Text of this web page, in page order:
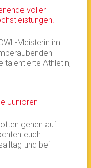
voller
Meisterin im
talentierte Athletin,
Junioren
gehen auf
euch
und bei